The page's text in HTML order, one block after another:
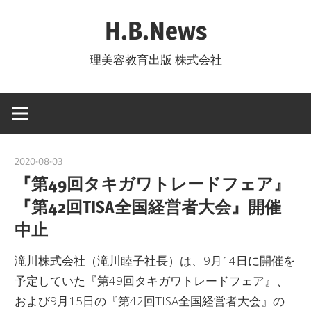
ツ
ス
H.B.News
理美容教育出版 株式会社
2020-08-03
『第49回タキガワトレードフェア』
『第42回TISA全国経営者大会』開催
中止
滝川株式会社（滝川睦子社長）は、9月14日に開催を
予定していた『第49回タキガワトレードフェア』、
および9月15日の『第42回TISA全国経営者大会』の